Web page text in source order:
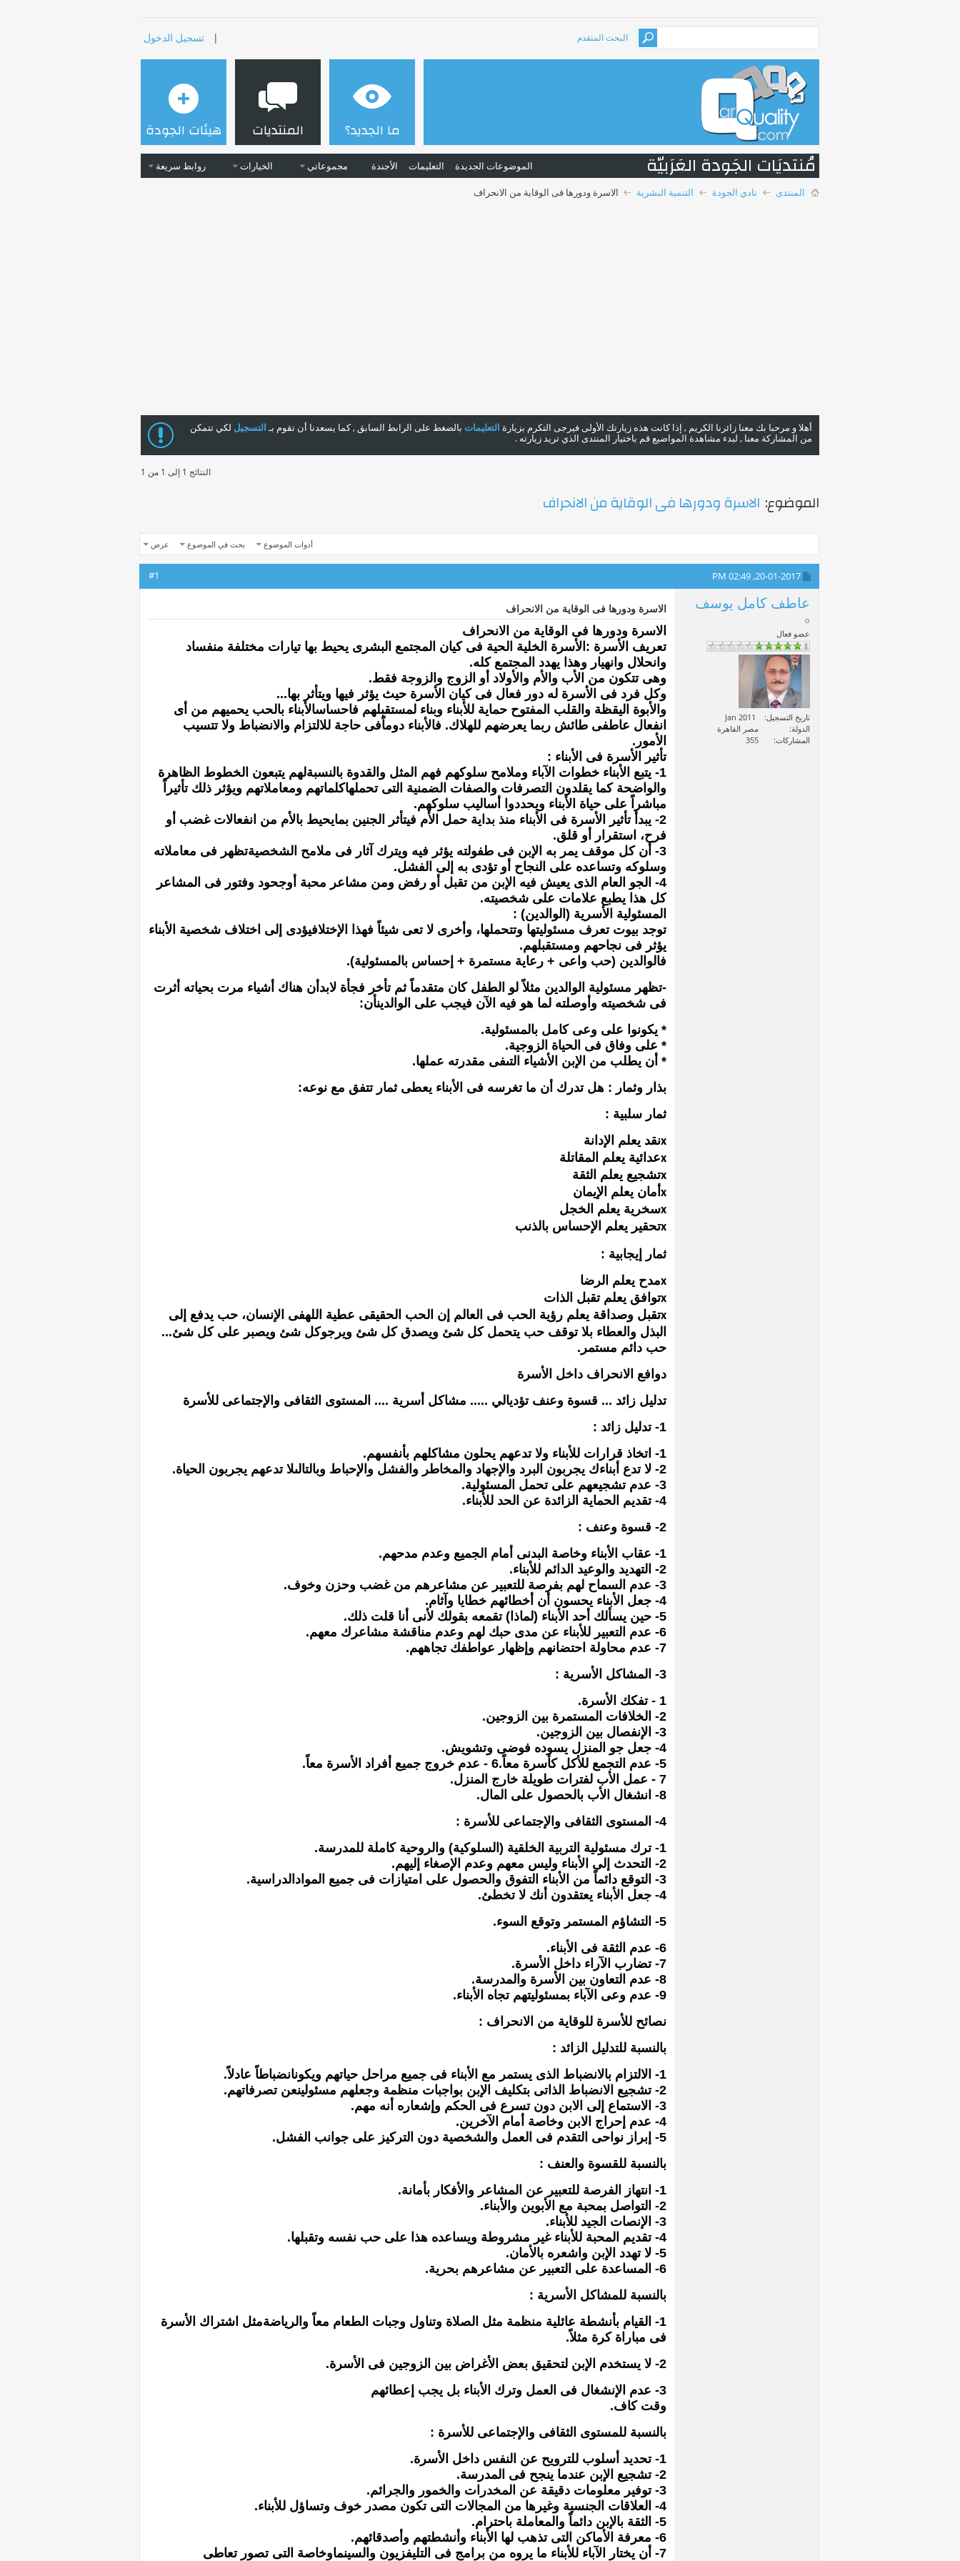
البحث المتقدم | تسجيل الدخول
ما الجديد؟ المنتديات
الموضوعات الجديدة التعليمات الأجندة مجموعاتي الخيارات روابط سريعة
هيئات الجودة
مُنتديَات الجَودة العَرَبيّة
المنتدى نادي الجودة التنمية البشرية الاسرة ودورها فى الوقاية من الانحراف
أهلا و مرحبا بك معنا زائرنا الكريم , إذا كانت هذه زيارتك الأولى فيرجى التكرم بزيارة التعليمات بالضغط على الرابط السابق , كما يسعدنا أن تقوم بـالتسجيل لكي تتمكن
من المشاركة معنا , لبدء مشاهدة المواضيع قم باختيار المنتدى الذي تريد زيارته .
النتائج 1 إلى 1 من 1
الموضوع: الاسرة ودورها فى الوقاية من الانحراف
أدوات الموضوع بحث في الموضوع عرض
20-01-2017,
02:49 PM
#1
عاطف كامل يوسف
عضو فعال
تاريخ التسجيل
Jan 2011
الدولة
مصر القاهرة
المشاركات
355
الاسرة ودورها فى الوقاية من الانحراف
الاسرة ودورها فى الوقاية من الانحراف
تعريف الأسرة : الأسرة الخلية الحية فى كيان المجتمع البشرى يحيط بها تيارات مختلفة منفساد
وانحلال وانهيار وهذا يهدد المجتمع كله.
وهى تتكون من الأب والأم والأولاد أو الزوج والزوجة فقط.
وكل فرد فى الأسرة له دور فعال فى كيان الأسرة حيث يؤثر فيها ويتأثر بها...
والأبوة اليقظة والقلب المفتوح حماية للأبناء وبناء لمستقبلهم فاحساسالأبناء بالحب يحميهم من أى
انفعال عاطفى طائش ربما يعرضهم للهلاك. فالأبناء دوماًفى حاجة للالتزام والانضباط ولا تتسيب
الأمور.
تأثير الأسرة فى الأبناء :
1- يتبع الأبناء خطوات الآباء وملامح سلوكهم فهم المثل والقدوة بالنسبةلهم يتبعون الخطوط الظاهرة
والواضحة كما يقلدون التصرفات والصفات الضمنية التى تحملهاكلماتهم ومعاملاتهم ويؤثر ذلك تأثيراً
مباشراً على حياة الأبناء ويحددوا أساليب سلوكهم.
2- يبدأ تأثير الأسرة فى الأبناء منذ بداية حمل الأم فيتأثر الجنين بمايحيط بالأم من انفعالات غضب أو
فرح، استقرار أو قلق.
3- أن كل موقف يمر به الإبن فى طفولته يؤثر فيه ويترك آثار فى ملامح الشخصيةتظهر فى معاملاته
وسلوكه وتساعده على النجاح أو تؤدى به إلى الفشل.
4- الجو العام الذى يعيش فيه الإبن من تقبل أو رفض ومن مشاعر محبة أوجحود وفتور فى المشاعر
كل هذا يطبع علامات على شخصيته.
المسئولية الأسرية (الوالدين) :
توجد بيوت تعرف مسئوليتها وتتحملها، وأخرى لا تعى شيئاً فهذا الإختلافيؤدى إلى اختلاف شخصية الأبناء
يؤثر فى نجاحهم ومستقبلهم.
فالوالدين (حب واعى + رعاية مستمرة + إحساس بالمسئولية).
-تظهر مسئولية الوالدين مثلاً لو الطفل كان متقدماً ثم تأخر فجأة لابدأن هناك أشياء مرت بحياته أثرت
فى شخصيته وأوصلته لما هو فيه الآن فيجب على الوالدينأن:
* يكونوا على وعى كامل بالمسئولية.
* على وفاق فى الحياة الزوجية.
* أن يطلب من الإبن الأشياء التىفى مقدرته عملها.
بذار وثمار : هل تدرك أن ما تغرسه فى الأبناء يعطى ثمار تتفق مع نوعه:
ثمار سلبية :
xنقد يعلم الإدانة
xعدائية يعلم المقاتلة
xتشجيع يعلم الثقة
x أمان يعلم الإيمان
xسخرية يعلم الخجل
xتحقير يعلم الإحساس بالذنب
ثمار إيجابية :
xمدح يعلم الرضا
xتوافق يعلم تقبل الذات
xتقبل وصداقة يعلم رؤية الحب فى العالم إن الحب الحقيقى عطية اللهفى الإنسان، حب يدفع إلى
البذل والعطاء بلا توقف حب يتحمل كل شئ ويصدق كل شئ ويرجوكل شئ ويصبر على كل شئ...
حب دائم مستمر.
دوافع الانحراف داخل الأسرة
تدليل زائد ... قسوة وعنف تؤديالي ..... مشاكل أسرية .... المستوى الثقافى والإجتماعى للأسرة
1- تدليل زائد :
1- اتخاذ قرارات للأبناء ولا تدعهم يحلون مشاكلهم بأنفسهم.
2- لا تدع أبناءك يجربون البرد والإجهاد والمخاطر والفشل والإحباط وبالتالىلا تدعهم يجربون الحياة.
3- عدم تشجيعهم على تحمل المسئولية.
4- تقديم الحماية الزائدة عن الحد للأبناء.
2- قسوة وعنف :
1- عقاب الأبناء وخاصة البدنى أمام الجميع وعدم مدحهم.
2- التهديد والوعيد الدائم للأبناء.
3- عدم السماح لهم بفرصة للتعبير عن مشاعرهم من غضب وحزن وخوف.
4- جعل الأبناء يحسون أن أخطائهم خطايا وآثام.
5- حين يسألك أحد الأبناء (لماذا) تقمعه بقولك لأنى أنا قلت ذلك.
6- عدم التعبير للأبناء عن مدى حبك لهم وعدم مناقشة مشاعرك معهم.
7- عدم محاولة احتضانهم وإظهار عواطفك تجاههم.
3- المشاكل الأسرية :
1 - تفكك الأسرة.
2- الخلافات المستمرة بين الزوجين.
3- الإنفصال بين الزوجين.
4- جعل جو المنزل يسوده فوضى وتشويش.
5- عدم التجمع للأكل كأسرة معاً.6 - عدم خروج جميع أفراد الأسرة معاً.
7 - عمل الأب لفترات طويلة خارج المنزل.
8- انشغال الأب بالحصول على المال.
4- المستوى الثقافى والإجتماعى للأسرة :
1- ترك مسئولية التربية الخلقية (السلوكية) والروحية كاملة للمدرسة.
2- التحدث إلى الأبناء وليس معهم وعدم الإصغاء إليهم.
3- التوقع دائماً من الأبناء التفوق والحصول على امتيازات فى جميع الموادالدراسية.
4- جعل الأبناء يعتقدون أنك لا تخطئ.
5- التشاؤم المستمر وتوقع السوء.
6- عدم الثقة فى الأبناء.
7- تضارب الآراء داخل الأسرة.
8- عدم التعاون بين الأسرة والمدرسة.
9- عدم وعى الآباء بمسئوليتهم تجاه الأبناء.
نصائح للأسرة للوقاية من الانحراف :
بالنسبة للتدليل الزائد :
1- الالتزام بالانضباط الذى يستمر مع الأبناء فى جميع مراحل حياتهم ويكونانضباطاً عادلاً.
2- تشجيع الانضباط الذاتى بتكليف الإبن بواجبات منظمة وجعلهم مسئولينعن تصرفاتهم.
3- الاستماع إلى الابن دون تسرع فى الحكم وإشعاره أنه مهم.
4- عدم إحراج الابن وخاصة أمام الآخرين.
5- إبراز نواحى التقدم فى العمل والشخصية دون التركيز على جوانب الفشل.
بالنسبة للقسوة والعنف :
1- انتهاز الفرصة للتعبير عن المشاعر والأفكار بأمانة.
2- التواصل بمحبة مع الأبوين والأبناء.
3- الإنصات الجيد للأبناء.
4- تقديم المحبة للأبناء غير مشروطة ويساعده هذا على حب نفسه وتقبلها.
5- لا تهدد الإبن واشعره بالأمان.
6- المساعدة على التعبير عن مشاعرهم بحرية.
بالنسبة للمشاكل الأسرية :
1- القيام بأنشطة عائلية منظمة مثل الصلاة وتناول وجبات الطعام معاً والرياضةمثل اشتراك الأسرة
فى مباراة كرة مثلاً.
2- لا يستخدم الإبن لتحقيق بعض الأغراض بين الزوجين فى الأسرة.
3- عدم الإنشغال فى العمل وترك الأبناء بل يجب إعطائهم
وقت كاف.
بالنسبة للمستوى الثقافى والإجتماعى للأسرة :
1- تحديد أسلوب للترويح عن النفس داخل الأسرة.
2- تشجيع الإبن عندما ينجح فى المدرسة.
3- توفير معلومات دقيقة عن المخدرات والخمور والجرائم.
4- العلاقات الجنسية وغيرها من المجالات التى تكون مصدر خوف وتساؤل للأبناء.
5- الثقة بالإبن دائماً والمعاملة باحترام.
6- معرفة الأماكن التى تذهب لها الأبناء وأنشطتهم وأصدقائهم.
7- أن يختار الآباء للأبناء ما يروه من برامج فى التليفزيون والسينماوخاصة التى تصور تعاطى